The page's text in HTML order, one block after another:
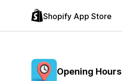
Shopify App Store
Opening Hours